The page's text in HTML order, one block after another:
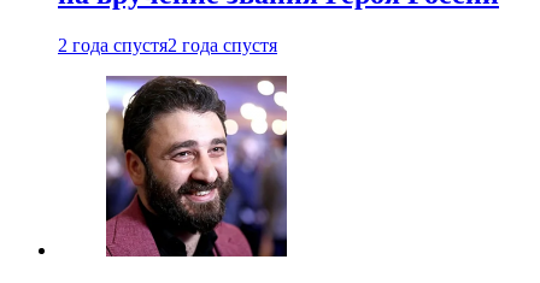
2 года спустя2 года спустя